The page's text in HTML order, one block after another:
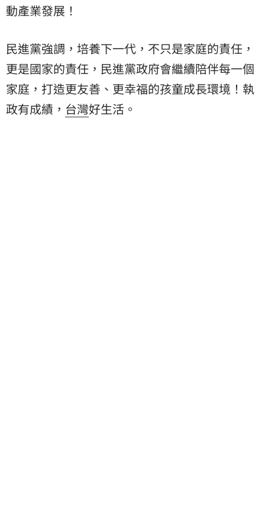
動產業發展！
民進黨強調，培養下一代，不只是家庭的責任，
更是國家的責任，民進黨政府會繼續陪伴每一個
家庭，打造更友善、更幸福的孩童成長環境！執
政有成績， 台灣好生活。